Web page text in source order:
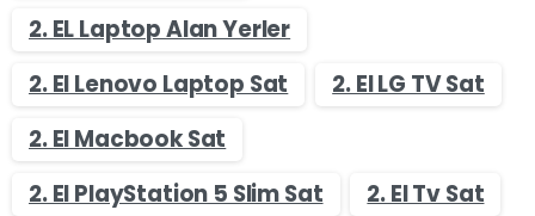
2. EL Laptop Alan Yerler
2. El Lenovo Laptop Sat
2. El LG TV Sat
2. El Macbook Sat
2. El PlayStation 5 Slim Sat
2. El Tv Sat